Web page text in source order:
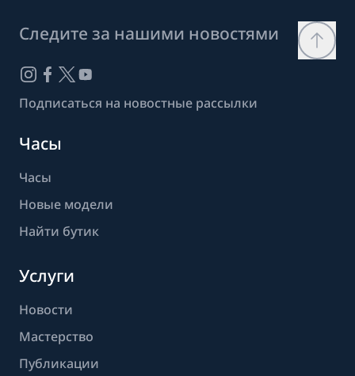
Следите за нашими новостями
Подписаться на новостные рассылки
Часы
Часы
Новые модели
Найти бутик
Услуги
Новости
Мастерство
Публикации